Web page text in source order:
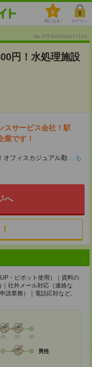
0
気になる！ ログイン
No.STFSV2204417104
円！水処理施設
スサービス会社！駅
業です！
オフィスカジュアル勤 ...も
へ
・ピボット使用）｜資料の
社外メール対応（連絡な
請業務）｜電話応対など。
40 50 60
男性